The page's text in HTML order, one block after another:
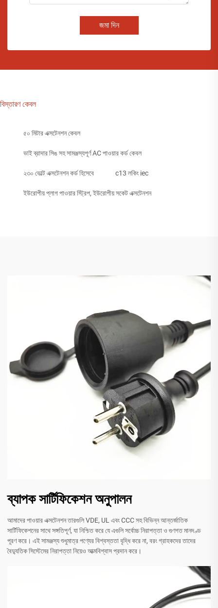
জমা দিন
বিস্তারণ কেবল
৫০ মিটার এক্সটেনশন কেবল
ভাই ব্রাদার সিঙ সহ সামঞ্জস্যপূর্ণ AC পাওয়ার কর্ড কেবল
২৩০ ভোল্ট এক্সটেনশন কর্ড হিসেবে c13 লকিং iec
ইউরোপীয় প্লাগ পাওয়ার স্ট্রিপ, ইউরোপীয় সকেট এক্সটেনশন
ব্যাপক সার্টিফিকেশন অনুপালন
আমাদের পাওয়ার এক্সটেনশন তারগুলি VDE, UL এবং CCC সহ বিভিন্ন আন্তর্জাতিক
সার্টিফিকেশনের সাথে সঙ্গতিপূর্ণ, যা নিশ্চিত করে যে এগুলি সর্বোচ্চ নিরাপত্তা ও গুণগত মানদণ্ড
পূরণ করে। এই সামঞ্জস্য শুধুমাত্র পণ্যের বিশ্বস্ততা বৃদ্ধি করে না, বরং গ্রাহকদের তাদের
বৈদ্যুতিক সিস্টেমের নিরাপত্তা নিয়েও আত্মবিশ্বাস প্রদান করে।